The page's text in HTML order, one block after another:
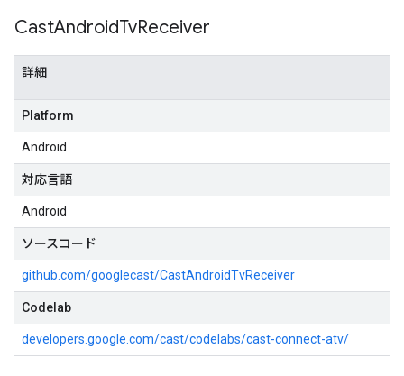
CastAndroidTvReceiver
詳細
Platform
Android
対応言語
Android
ソースコード
github.com/googlecast/CastAndroidTvReceiver
Codelab
developers.google.com/cast/codelabs/cast-connect-atv/